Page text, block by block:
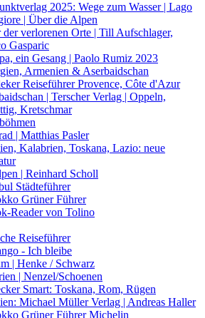
2025: Wege zum Wasser | Lago
| Über die Alpen
der verlorenen Orte | Till Aufschlager,
Gasparic
ein Gesang | Paolo Rumiz 2023
Armenien & Aserbaidschan
Reiseführer Provence, Côte d'Azur
| Terscher Verlag | Oppeln,
Kretschmar
| Matthias Pasler
Kalabrien, Toskana, Lazio: neue
| Reinhard Scholl
Städteführer
Grüner Führer
Reader von Tolino
Reiseführer
- Ich bleibe
| Henke / Schwarz
| Nenzel/Schoenen
Smart: Toskana, Rom, Rügen
Michael Müller Verlag | Andreas Haller
Grüner Führer Michelin